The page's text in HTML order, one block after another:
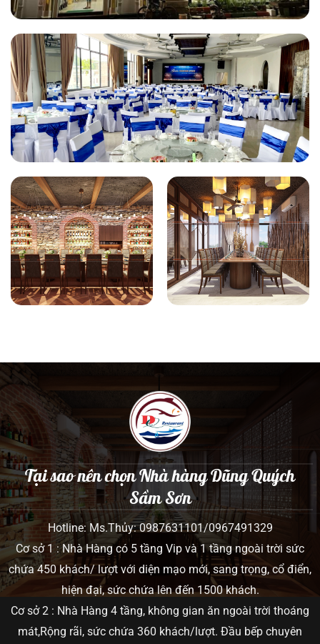
Tại sao nên chọn Nhà hàng Dũng Quých
Sầm Sơn
Hotline: Ms.Thủy: 0987631101/0967491329
Cơ sở 1 : Nhà Hàng có 5 tầng Vip và 1 tầng ngoài trời sức
chứa 450 khách/ lượt với diện mạo mới, sang trọng, cổ điển,
hiện đại, sức chứa lên đến 1500 khách.
Cơ sở 2 : Nhà Hàng 4 tầng, không gian ăn ngoài trời thoáng
mát,Rộng rãi, sức chứa 360 khách/lượt. Đầu bếp chuyên